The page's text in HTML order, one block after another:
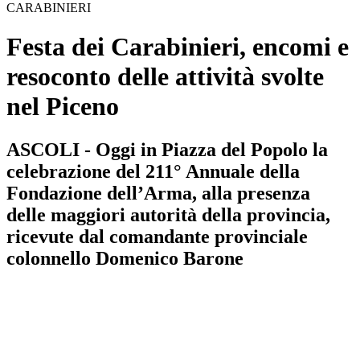
CARABINIERI
Festa dei Carabinieri, encomi e
resoconto delle attività svolte
nel Piceno
ASCOLI - Oggi in Piazza del Popolo la
celebrazione del 211° Annuale della
Fondazione dell’Arma, alla presenza
delle maggiori autorità della provincia,
ricevute dal comandante provinciale
colonnello Domenico Barone